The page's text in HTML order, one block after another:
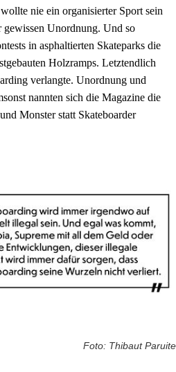
nie ein organisierter Sport sein
gewissen Unordnung. Und so
in asphaltierten Skateparks die
Holzramps. Letztendlich
verlangte. Unordnung und
nannten sich die Magazine die
Monster statt Skateboarder
Foto: Thibaut Paruite